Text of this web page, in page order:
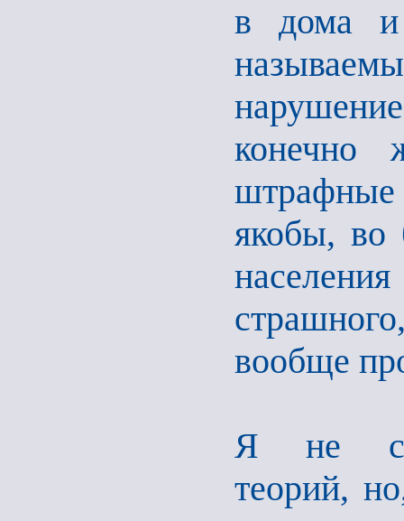
в дома и
конечно
якобы, во
вообще
Я не
теорий,